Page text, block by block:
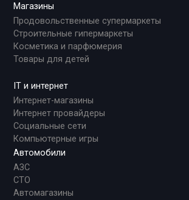
Магазины
Продовольственные супермаркеты
Строительные гипермаркеты
Косметика и парфюмерия
Товары для детей
IT и интернет
Интернет-магазины
Интернет провайдеры
Социальные сети
Компьютерные игры
Автомобили
АЗС
СТО
Автомагазины